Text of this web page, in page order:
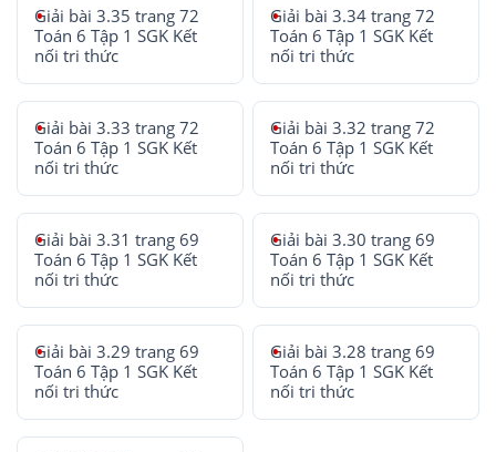
Giải bài 3.35 trang 72
Toán 6 Tập 1 SGK Kết
nối tri thức
Giải bài 3.34 trang 72
Toán 6 Tập 1 SGK Kết
nối tri thức
Giải bài 3.33 trang 72
Toán 6 Tập 1 SGK Kết
nối tri thức
Giải bài 3.32 trang 72
Toán 6 Tập 1 SGK Kết
nối tri thức
Giải bài 3.31 trang 69
Toán 6 Tập 1 SGK Kết
nối tri thức
Giải bài 3.30 trang 69
Toán 6 Tập 1 SGK Kết
nối tri thức
Giải bài 3.29 trang 69
Toán 6 Tập 1 SGK Kết
nối tri thức
Giải bài 3.28 trang 69
Toán 6 Tập 1 SGK Kết
nối tri thức